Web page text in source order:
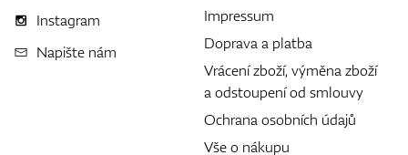
Instagram
Napište nám
Impressum
Doprava a platba
Vrácení zboží, výměna zboží
a odstoupení od smlouvy
Ochrana osobních údajů
Vše o nákupu